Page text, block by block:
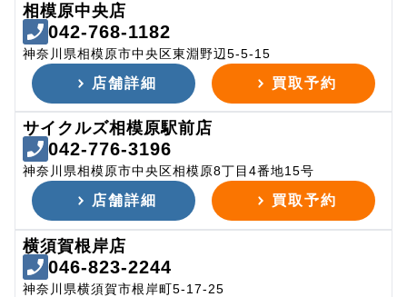
相模原中央店
042-768-1182
神奈川県相模原市中央区東淵野辺5-5-15
店舗詳細 買取予約
サイクルズ相模原駅前店
042-776-3196
神奈川県相模原市中央区相模原8丁目4番地15号
店舗詳細 買取予約
横須賀根岸店
046-823-2244
神奈川県横須賀市根岸町5-17-25